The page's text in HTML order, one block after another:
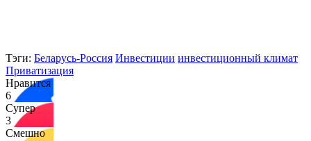
Тэги: Беларусь-Россия Инвестиции инвестиционный климат
Приватизация
Нравится
6
Супер
3
Смешно